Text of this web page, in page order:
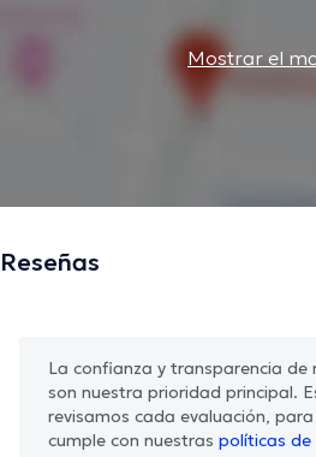
Mostrar el
Reseñas
La confianza y transparencia de
son nuestra prioridad principal.
revisamos cada evaluación,
cumple con nuestras políticas de